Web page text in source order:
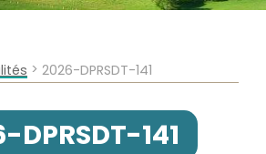
> 2026-DPRSDT-141
DPRSDT-141